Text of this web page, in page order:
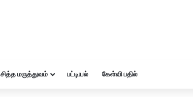
சித்த மருத்துவம் பட்டியல் கேள்வி பதில்